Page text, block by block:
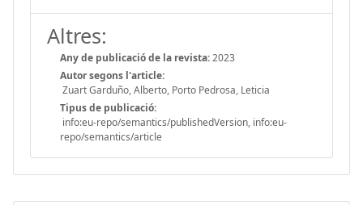
Altres:
Any de publicació de la revista:2023
Autor segons l'article:
Zuart Garduño, Alberto, Porto Pedrosa, Leticia
Tipus de publicació:
info:eu-repo/semantics/publishedVersion, info:eu-
repo/semantics/article